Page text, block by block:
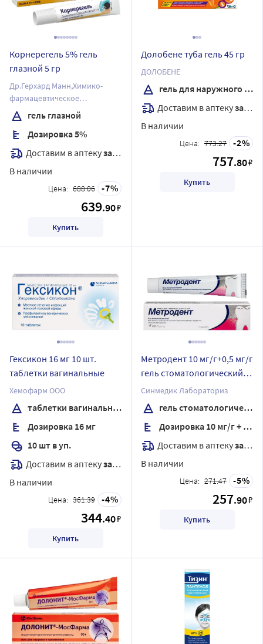
Корнерегель 5% гель
глазной 5 гр
Др.Герхард Манн,Химико-
фармацевтическое
предприятие Гмбх
гель глазной
Дозировка 5%
Доставим в аптекузавтра
В наличии
Цена: 688.06 7
639.90₽
Купить
Долобене туба гель 45 гр
ДОЛОБЕНЕ
гель для наружного применения
Доставим в аптекузавтра
В наличии
Цена: 773.27 2
757.80₽
Купить
Гексикон 16 мг 10 шт.
таблетки вагинальные
Хемофарм ООО
таблетки вагинальные
Дозировка 16 мг
10 шт в уп.
Доставим в аптекузавтра
В наличии
Цена: 361.39 4
344.40₽
Купить
Метродент 10 мг/г+0,5 мг/г
гель стоматологический
20 гр
Синмедик Лабораториз
гель стоматологический
Дозировка 10 мг/г + 0,5 мг/г
Доставим в аптекузавтра
В наличии
Цена: 271.47 5
257.90₽
Купить